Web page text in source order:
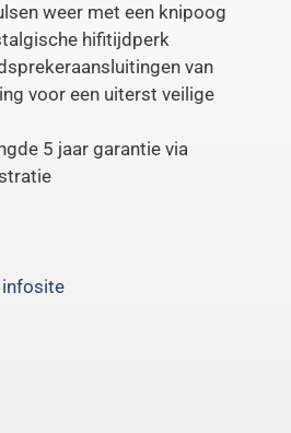
weer met een knipoog
hifitijdperk
van
voor een uiterst veilige
5 jaar garantie via
infosite